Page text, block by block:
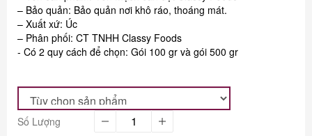
– Bảo quản: Bảo quản nơi khô ráo, thoáng mát.
– Xuất xứ: Úc
– Phân phối: CT TNHH Classy Foods
- Có 2 quy cách để chọn: Gói 100 gr và gói 500 gr
Số Lượng